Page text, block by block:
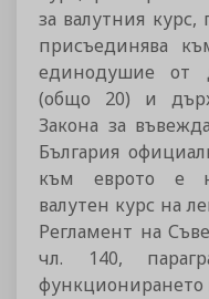
за валутния
присъединява
единодушие от
(общо 20) и
Закона за
България
към еврото е
валутен курс на
Регламент на
чл. 140,
функционирането